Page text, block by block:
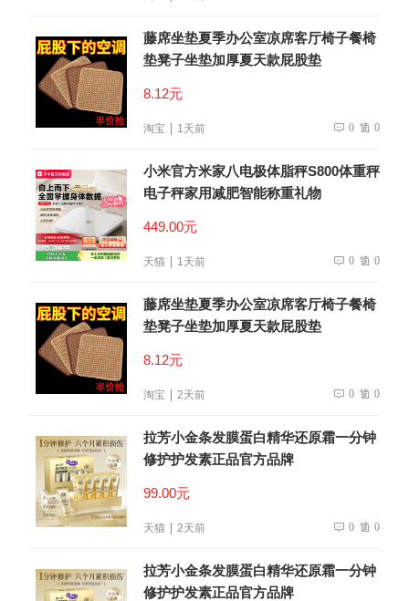
藤席坐垫夏季办公室凉席客厅椅子餐椅
垫凳子坐垫加厚夏天款屁股垫
8.12元
淘宝 1天前 0 0
小米官方米家八电极体脂秤S800体重秤
电子秤家用减肥智能称重礼物
449.00元
天猫 1天前 0 0
藤席坐垫夏季办公室凉席客厅椅子餐椅
垫凳子坐垫加厚夏天款屁股垫
8.12元
淘宝 2天前 0 0
拉芳小金条发膜蛋白精华还原霜一分钟
修护护发素正品官方品牌
99.00元
天猫 2天前 0 0
拉芳小金条发膜蛋白精华还原霜一分钟
修护护发素正品官方品牌